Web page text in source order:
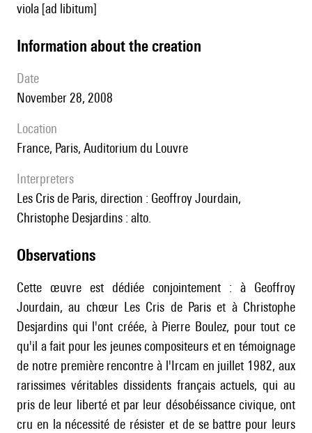
viola [ad libitum]
information about the creation
date
November 28, 2008
location
France, Paris, Auditorium du Louvre
interpreters
Les Cris de Paris, direction : Geoffroy Jourdain,
Christophe Desjardins : alto.
observations
Cette œuvre est dédiée conjointement : à Geoffroy
Jourdain, au chœur Les Cris de Paris et à Christophe
Desjardins qui l'ont créée, à Pierre Boulez, pour tout ce
qu'il a fait pour les jeunes compositeurs et en témoignage
de notre première rencontre à l'Ircam en juillet 1982, aux
rarissimes véritables dissidents français actuels, qui au
pris de leur liberté et par leur désobéissance civique, ont
cru en la nécessité de résister et de se battre pour leurs